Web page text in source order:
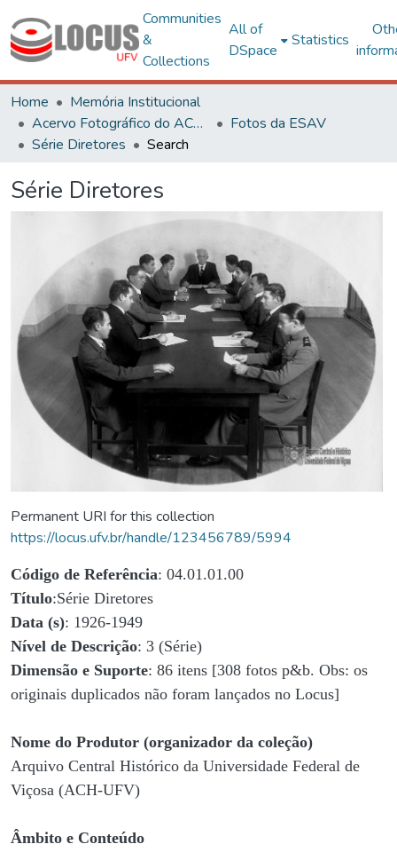
Communities
&
Collections
All of
DSpace
Statistics
Home
Memória Institucional
Acervo Fotográfico do ACH-UFV
Fotos da ESAV
Série Diretores
Search
Série Diretores
Permanent URI for this collection
https://locus.ufv.br/handle/123456789/5994
Código de Referência: 04.01.01.00
Título:Série Diretores
Data (s): 1926-1949
Nível de Descrição: 3 (Série)
Dimensão e Suporte: 86 itens [308 fotos p&b. Obs: os
originais duplicados não foram lançados no Locus]
Nome do Produtor (organizador da coleção)
Arquivo Central Histórico da Universidade Federal de
Viçosa (ACH-UFV)
Âmbito e Conteúdo